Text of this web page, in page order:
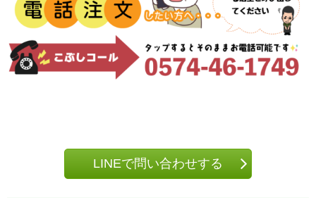
LINEで問い合わせする